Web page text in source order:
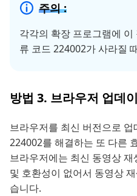
주의 :
각각의 확장 프로그램에
류 코드 224002가 사라질
방법 3. 브라우저 업데
브라우저를 최신 버전으로
224002를 해결하는 또 다른
브라우저에는 최신 동영상
및 호환성이 없어서 동영상
습니다.